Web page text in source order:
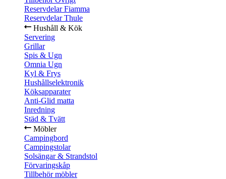
Reservdelar Fiamma
Reservdelar Thule
Hushåll & Kök
Servering
Grillar
Spis & Ugn
Omnia Ugn
Kyl & Frys
Hushållselektronik
Köksapparater
Anti-Glid matta
Inredning
Städ & Tvätt
Möbler
Campingbord
Campingstolar
Solsängar & Strandstol
Förvaringskåp
Tillbehör möbler